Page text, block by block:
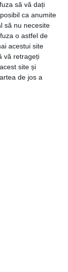
să vă dați
ca anumite
să nu necesite
o astfel de
acestui site
vă retrageți
site și
de jos a
scolii de
sau despre
maxima.